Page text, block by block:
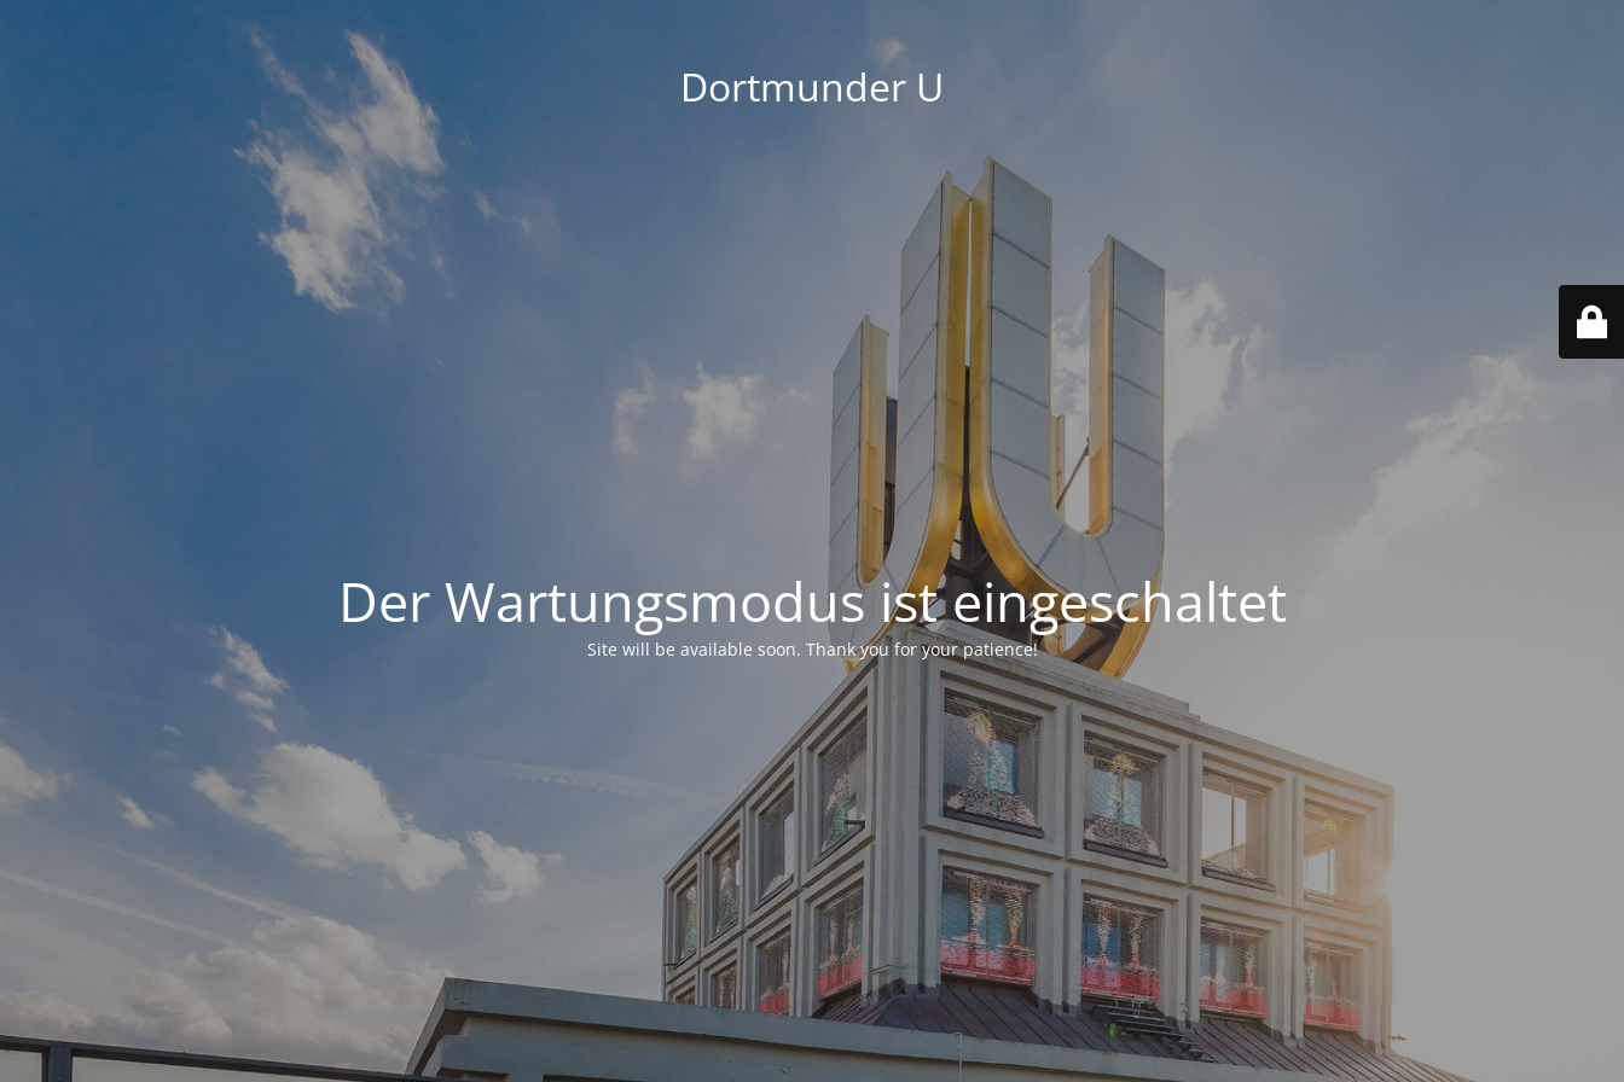
Dortmunder U
Der Wartungsmodus ist eingeschaltet
Site will be available soon. Thank you for your patience!